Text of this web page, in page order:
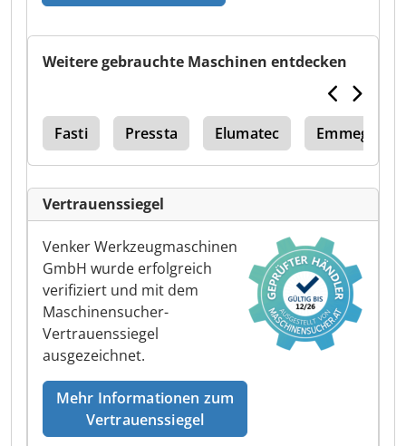
Weitere gebrauchte Maschinen entdecken
Fasti Pressta Elumatec Emmegi
Vertrauenssiegel
Venker Werkzeugmaschinen
GmbH wurde erfolgreich
verifiziert und mit dem
Maschinensucher-
Vertrauenssiegel
ausgezeichnet.
Mehr Informationen zum
Vertrauenssiegel